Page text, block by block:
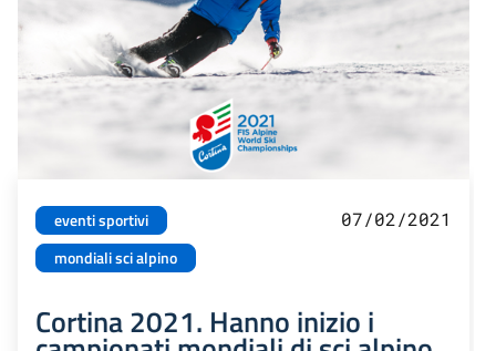
eventi sportivi
mondiali sci alpino
07/02/2021
Cortina 2021. Hanno inizio i